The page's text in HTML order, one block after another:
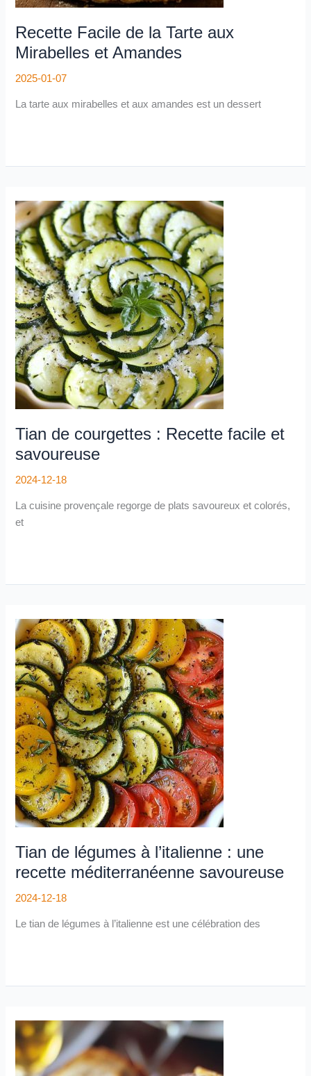
Recette Facile de la Tarte aux
Mirabelles et Amandes
2025-01-07
La tarte aux mirabelles et aux amandes est un dessert
Tian de courgettes : Recette facile et
savoureuse
2024-12-18
La cuisine provençale regorge de plats savoureux et colorés,
et
Tian
de
courgettes
:
Recette
facile
et
savoureuse
Tian de légumes à l’italienne : une
recette méditerranéenne savoureuse
2024-12-18
Le tian de légumes à l’italienne est une célébration des
Tian
de
légumes
à
l’italienne
:
une
recette
méditerranéenne
savoureuse
Rillettes
de
maquereau